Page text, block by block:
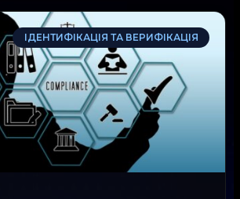
ІДЕНТИФІКАЦІЯ ТА ВЕРИФІКАЦІЯ